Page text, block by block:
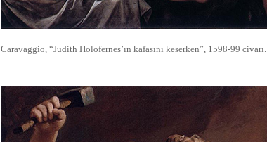
Caravaggio, “Judith Holofernes’ın kafasını keserken”, 1598-99 civarı.